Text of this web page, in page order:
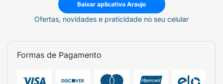
Edição Limitada Colecionável.
Sabor: Tiramisu.
Baixar aplicativo Araujo
Ofertas, novidades e praticidade no seu celular
Formas de Pagamento